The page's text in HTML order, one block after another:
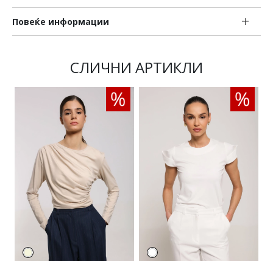
Повеќе информации
СЛИЧНИ АРТИКЛИ